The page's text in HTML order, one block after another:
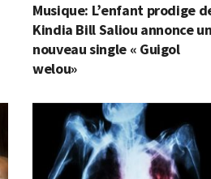
Musique: L’enfant prodige
Kindia Bill Saliou annonce un
nouveau single « Guigol
welou»